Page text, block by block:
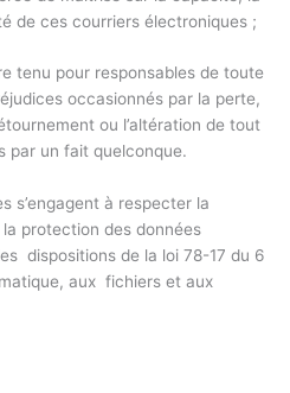
de ces courriers électroniques ;
tenu pour responsables de toute
occasionnés par la perte,
ou l’altération de tout
par un fait quelconque.
s’engagent à respecter la
protection des données
dispositions de la loi 78-17 du 6
aux fichiers et aux